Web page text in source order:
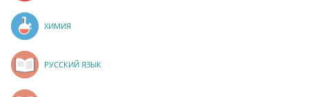
ХИМИЯ
РУССКИЙ ЯЗЫК